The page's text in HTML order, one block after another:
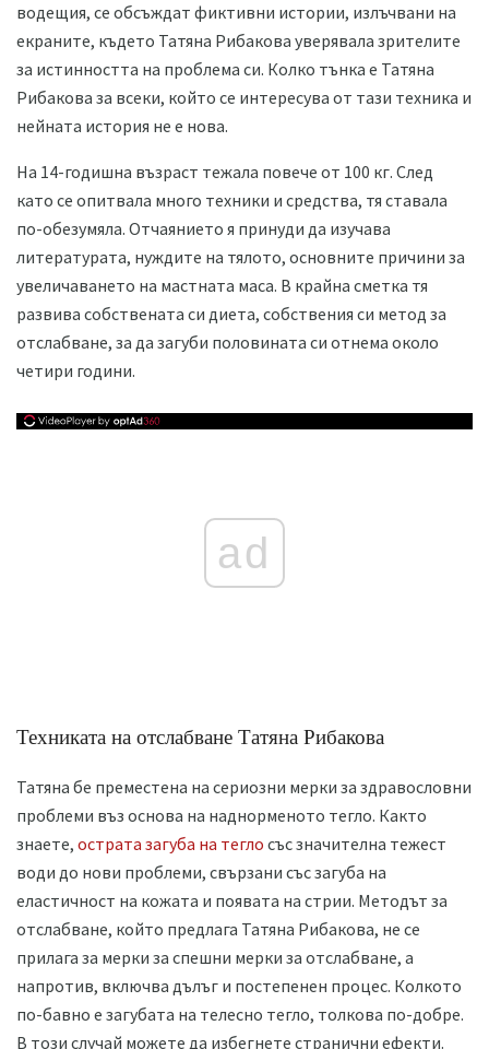
водещия, се обсъждат фиктивни истории, излъчвани на
екраните, където Татяна Рибакова уверявала зрителите
за истинността на проблема си. Колко тънка е Татяна
Рибакова за всеки, който се интересува от тази техника и
нейната история не е нова.
На 14-годишна възраст тежала повече от 100 кг. След
като се опитвала много техники и средства, тя ставала
по-обезумяла. Отчаянието я принуди да изучава
литературата, нуждите на тялото, основните причини за
увеличаването на мастната маса. В крайна сметка тя
развива собствената си диета, собствения си метод за
отслабване, за да загуби половината си отнема около
четири години.
ad
Техниката на отслабване Татяна Рибакова
Татяна бе преместена на сериозни мерки за здравословни
проблеми въз основа на наднорменото тегло. Както
знаете, острата загуба на тегло със значителна тежест
води до нови проблеми, свързани със загуба на
еластичност на кожата и появата на стрии. Методът за
отслабване, който предлага Татяна Рибакова, не се
прилага за мерки за спешни мерки за отслабване, а
напротив, включва дълъг и постепенен процес. Колкото
по-бавно е загубата на телесно тегло, толкова по-добре.
В този случай можете да избегнете странични ефекти.